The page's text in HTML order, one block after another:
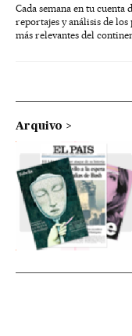
Cada semana en tu cuenta
reportajes y análisis de
más relevantes del
Arquivo